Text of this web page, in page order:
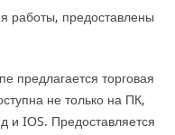
работы, предоставлены
предлагается торговая
не только на ПК,
и IОS. Предоставляется